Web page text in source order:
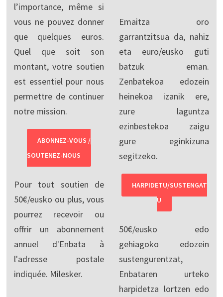
l’importance, même si
vous ne pouvez donner
que quelques euros.
Quel que soit son
montant, votre soutien
est essentiel pour nous
permettre de continuer
notre mission.
ABONNEZ-VOUS /
SOUTENEZ-NOUS
Pour tout soutien de
50€/eusko ou plus, vous
pourrez recevoir ou
offrir un abonnement
annuel d'Enbata à
l'adresse postale
indiquée. Milesker.
Emaitza oro
garrantzitsua da, nahiz
eta euro/eusko guti
batzuk eman.
Zenbatekoa edozein
heinekoa izanik ere,
zure laguntza
ezinbestekoa zaigu
gure eginkizuna
segitzeko.
HARPIDETU/SUSTENGAT
U
50€/eusko edo
gehiagoko edozein
sustengurentzat,
Enbataren urteko
harpidetza lortzen edo